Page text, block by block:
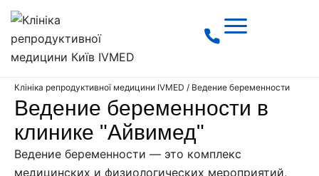
Клініка репродуктивної медицини IVMED / Ведение беременности
Ведение беременности в
клинике "Айвимед"
Ведение беременности — это комплекс
медицинских и физиологических мероприятий,